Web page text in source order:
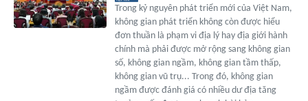
Trong kỷ nguyên phát triển mới của Việt Nam,
không gian phát triển không còn được hiểu
đơn thuần là phạm vi địa lý hay địa giới hành
chính mà phải được mở rộng sang không gian
số, không gian ngầm, không gian tầm thấp,
không gian vũ trụ... Trong đó, không gian
ngầm được đánh giá có nhiều dư địa tăng